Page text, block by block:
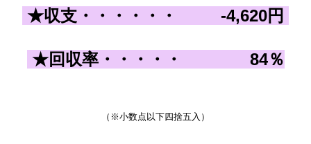
★収支 ・・・ ・・・ -4,620円
★回収率・・・ ・ ・ 84％
（※小数点以下四捨五入）